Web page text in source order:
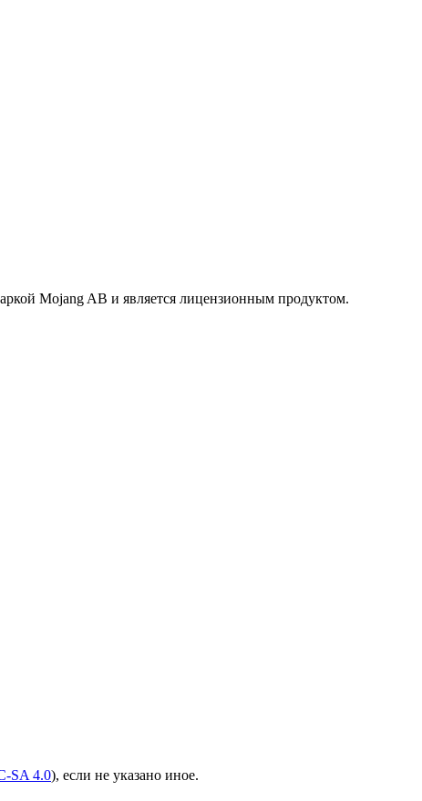
Mojang AB и является лицензионным продуктом.
SA 4.0), если не указано иное.